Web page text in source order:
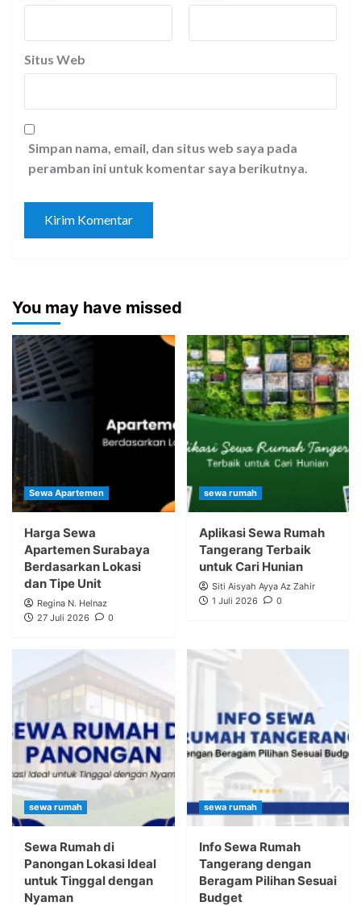
Situs Web
Simpan nama, email, dan situs web saya pada
peramban ini untuk komentar saya berikutnya.
You may have missed
Sewa Apartemen
Harga Sewa
Apartemen Surabaya
Berdasarkan Lokasi
dan Tipe Unit
Regina N. Helnaz
27 Juli 2026
0
sewa rumah
Aplikasi Sewa Rumah
Tangerang Terbaik
untuk Cari Hunian
Siti Aisyah Ayya Az Zahir
1 Juli 2026
0
sewa rumah
Sewa Rumah di
Panongan Lokasi Ideal
untuk Tinggal dengan
Nyaman
sewa rumah
Info Sewa Rumah
Tangerang dengan
Beragam Pilihan Sesuai
Budget